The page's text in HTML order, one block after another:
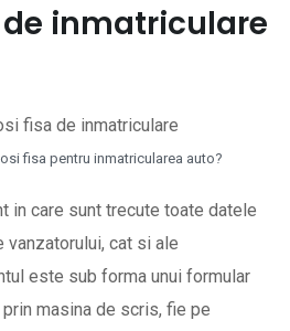
inmatriculare
fisa pentru inmatricularea auto?
in care sunt trecute toate datele
cat si ale
este sub forma unui formular
masina de scris, fie pe